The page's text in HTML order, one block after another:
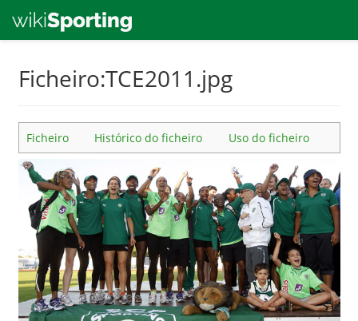
content
Ficheiro:TCE2011.jpg
Ficheiro Histórico do ficheiro Uso do ficheiro